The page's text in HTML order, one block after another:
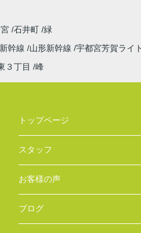
石井町 緑
幹線 山形新幹線 宇都宮芳賀ライ
３丁目 峰
トップページ
スタッフ
お客様の声
ブログ